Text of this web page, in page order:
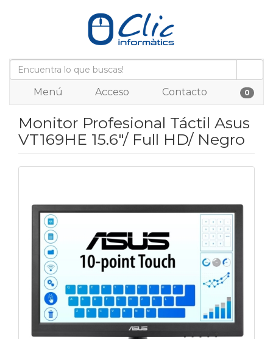
Menú Acceso Contacto 0
Monitor Profesional Táctil Asus
VT169HE 15.6"/ Full HD/ Negro